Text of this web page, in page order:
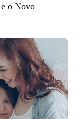
o Novo